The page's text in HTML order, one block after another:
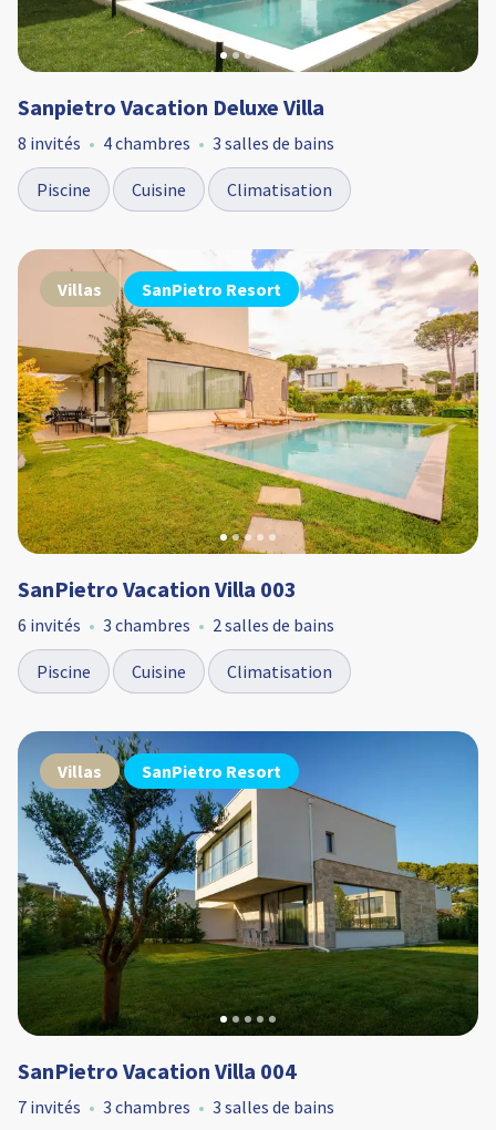
Sanpietro Vacation Deluxe Villa
8 invités 4 chambres 3 salles de bains
Piscine Cuisine Climatisation
Villas SanPietro Resort
SanPietro Vacation Villa 003
6 invités 3 chambres 2 salles de bains
Piscine Cuisine Climatisation
Villas SanPietro Resort
SanPietro Vacation Villa 004
7 invités 3 chambres 3 salles de bains